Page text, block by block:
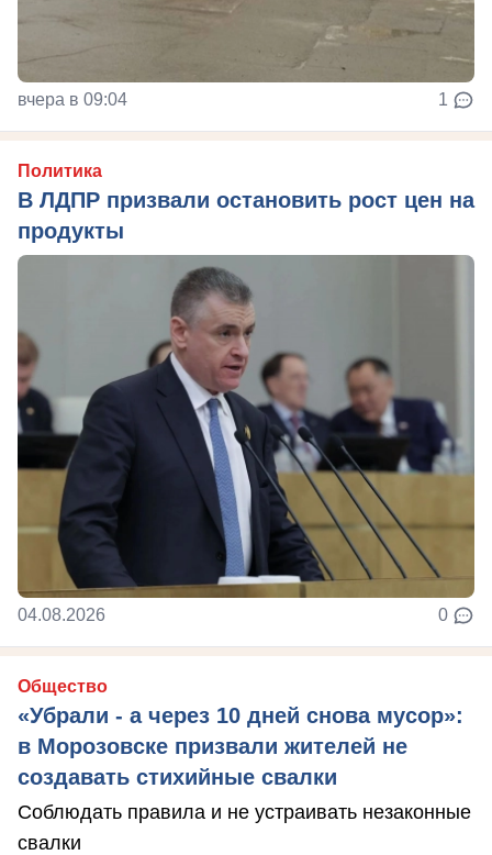
вчера в 09:04 1
Политика
В ЛДПР призвали остановить рост цен на
продукты
04.08.2026 0
Общество
«Убрали - а через 10 дней снова мусор»:
в Морозовске призвали жителей не
создавать стихийные свалки
Соблюдать правила и не устраивать незаконные
свалки